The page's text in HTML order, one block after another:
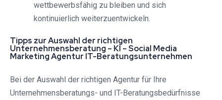
wettbewerbsfähig zu bleiben und sich
kontinuierlich weiterzuentwickeln.
Tipps zur Auswahl der richtigen
Unternehmensberatung – KI – Social Media
Marketing Agentur IT-Beratungsunternehmen
Bei der Auswahl der richtigen Agentur für Ihre
Unternehmensberatungs- und IT-Beratungsbedürfnisse